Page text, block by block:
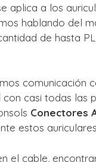
aplica a los
hablando del
de hasta
comunicación
casi todas las
Conectores
estos
el cable,